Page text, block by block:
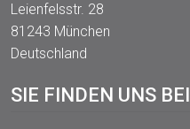
Leienfelsstr. 28
81243 München
Deutschland
SIE FINDEN UNS BEI